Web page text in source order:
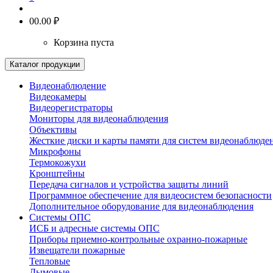
00.00 ₽
Корзина пуста
Каталог продукции
Видеонаблюдение
Видеокамеры
Видеорегистраторы
Мониторы для видеонаблюдения
Объективы
Жесткие диски и карты памяти для систем
Микрофоны
Термокожухи
Кронштейны
Передача сигналов и устройства защиты линий
Программное обеспечение для видеосистем безопасности
Дополнительное оборудование для видеонаблюдения
Системы ОПС
ИСБ и адресные системы ОПС
Приборы приемно-контрольные охранно-пожарные
Извещатели пожарные
Тепловые